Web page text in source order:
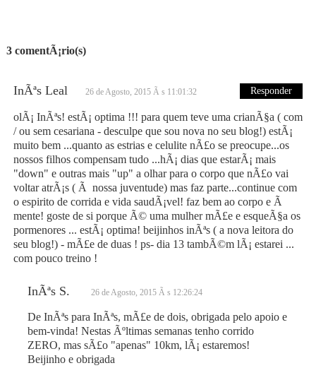
3 comentÃ¡rio(s)
InÃªs Leal 26 de Agosto, 2015 Ã s 11:01:32 Responder
olÃ¡ InÃªs! estÃ¡ optima !!! para quem teve uma crianÃ§a ( com
/ ou sem cesariana - desculpe que sou nova no seu blog!) estÃ¡
muito bem ...quanto as estrias e celulite nÃ£o se preocupe...os
nossos filhos compensam tudo ...hÃ¡ dias que estarÃ¡ mais
"down" e outras mais "up" a olhar para o corpo que nÃ£o vai
voltar atrÃ¡s ( Ã nossa juventude) mas faz parte...continue com
o espirito de corrida e vida saudÃ¡vel! faz bem ao corpo e Ã
mente! goste de si porque Ã© uma mulher mÃ£e e esqueÃ§a os
pormenores ... estÃ¡ optima! beijinhos inÃªs ( a nova leitora do
seu blog!) - mÃ£e de duas ! ps- dia 13 tambÃ©m lÃ¡ estarei ...
com pouco treino !
InÃªs S. 26 de Agosto, 2015 Ã s 12:26:24
De InÃªs para InÃªs, mÃ£e de dois, obrigada pelo apoio e
bem-vinda! Nestas Ãºltimas semanas tenho corrido
ZERO, mas sÃ£o "apenas" 10km, lÃ¡ estaremos!
Beijinho e obrigada